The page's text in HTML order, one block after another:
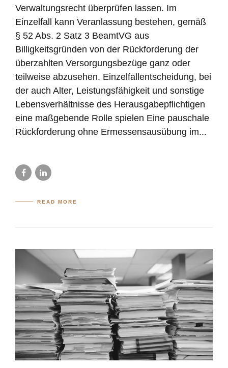
Verwaltungsrecht überprüfen lassen. Im
Einzelfall kann Veranlassung bestehen, gemäß
§ 52 Abs. 2 Satz 3 BeamtVG aus
Billigkeitsgründen von der Rückforderung der
überzahlten Versorgungsbezüge ganz oder
teilweise abzusehen. Einzelfallentscheidung, bei
der auch Alter, Leistungsfähigkeit und sonstige
Lebensverhältnisse des Herausgabepflichtigen
eine maßgebende Rolle spielen Eine pauschale
Rückforderung ohne Ermessensausübung im...
READ MORE